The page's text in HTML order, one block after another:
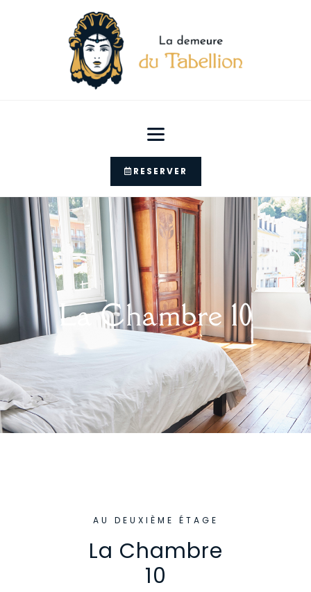
RESERVER
La Chambre 10
AU DEUXIÈME ÉTAGE
La Chambre
10